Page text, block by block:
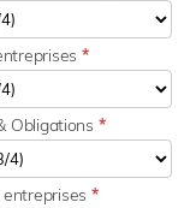
*
Obligations *
*